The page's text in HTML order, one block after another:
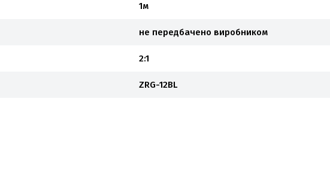
1м
не передбачено виробником
2:1
ZRG-12BL